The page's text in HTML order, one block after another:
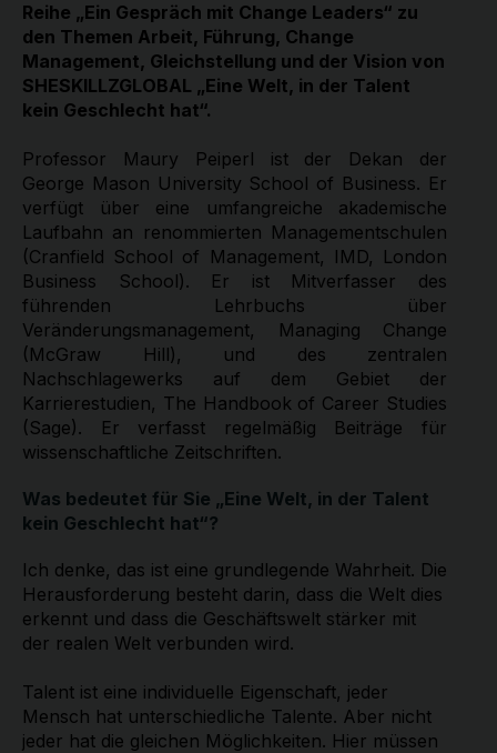
Reihe „Ein Gespräch mit Change Leaders“ zu
den Themen Arbeit, Führung, Change
Management, Gleichstellung und der Vision von
SHESKILLZGLOBAL „Eine Welt, in der Talent
kein Geschlecht hat“.
Professor Maury Peiperl ist der Dekan der
George Mason University School of Business. Er
verfügt über eine umfangreiche akademische
Laufbahn an renommierten Managementschulen
(Cranfield School of Management, IMD, London
Business School). Er ist Mitverfasser des
führenden Lehrbuchs über
Veränderungsmanagement, Managing Change
(McGraw Hill), und des zentralen
Nachschlagewerks auf dem Gebiet der
Karrierestudien, The Handbook of Career Studies
(Sage). Er verfasst regelmäßig Beiträge für
wissenschaftliche Zeitschriften.
Was bedeutet für Sie „Eine Welt, in der Talent
kein Geschlecht hat“?
Ich denke, das ist eine grundlegende Wahrheit. Die
Herausforderung besteht darin, dass die Welt dies
erkennt und dass die Geschäftswelt stärker mit
der realen Welt verbunden wird.
Talent ist eine individuelle Eigenschaft, jeder
Mensch hat unterschiedliche Talente. Aber nicht
jeder hat die gleichen Möglichkeiten. Hier müssen